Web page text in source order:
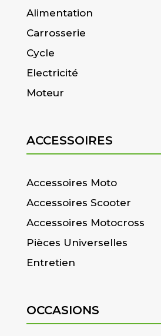
Alimentation
Carrosserie
Cycle
Electricité
Moteur
ACCESSOIRES
Accessoires Moto
Accessoires Scooter
Accessoires Motocross
Pièces Universelles
Entretien
OCCASIONS